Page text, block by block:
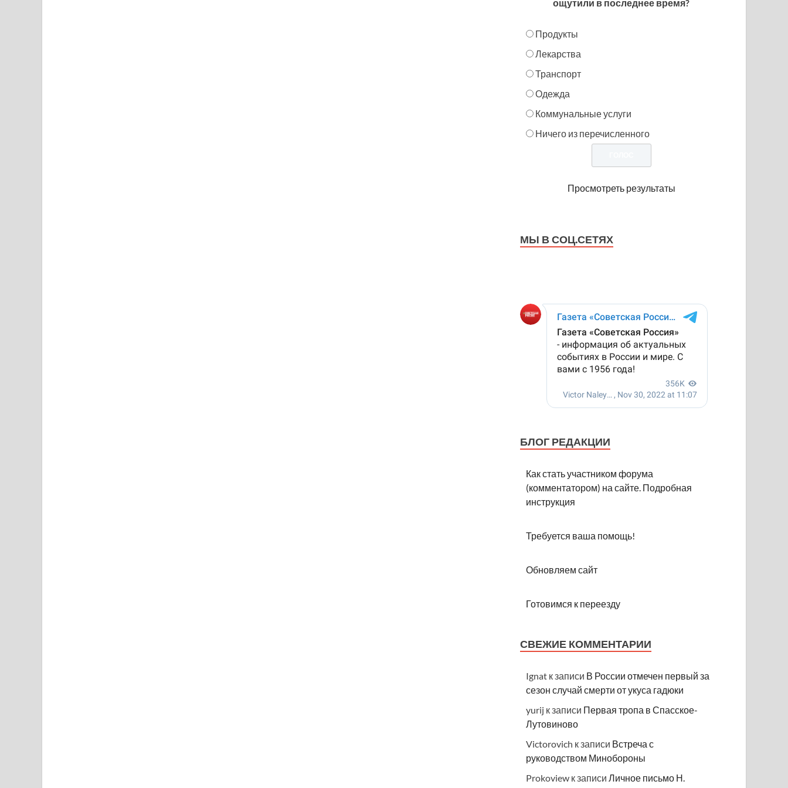
ощутили в последнее время?
Продукты
Лекарства
Транспорт
Одежда
Коммунальные услуги
Ничего из перечисленного
Просмотреть результаты
МЫ В СОЦ.СЕТЯХ
БЛОГ РЕДАКЦИИ
Как стать участником форума
(комментатором) на сайте. Подробная
инструкция
Требуется ваша помощь!
Обновляем сайт
Готовимся к переезду
СВЕЖИЕ КОММЕНТАРИИ
Ignat к записи В России отмечен первый за
сезон случай смерти от укуса гадюки
yurij к записи Первая тропа в Спасское-
Лутовиново
Victorovich к записи Встреча с
руководством Минобороны
Prokoview к записи Личное письмо Н.